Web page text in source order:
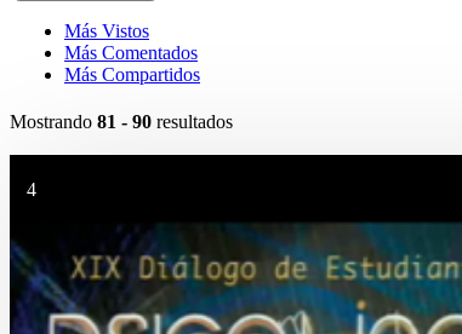
Más Vistos
Más Comentados
Más Compartidos
Mostrando 81 - 90 resultados
4